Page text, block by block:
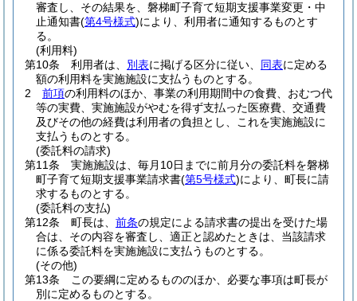
審査し、その結果を、磐梯町子育て短期支援事業変更・中
止通知書(第4号様式)により、利用者に通知するものとす
る。
(利用料)
第10条
利用者は、 別表に掲げる区分に従い、 同表に定める
額の利用料を実施施設に支払うものとする。
2
前項の利用料のほか、事業の利用期間中の食費、おむつ代
等の実費、実施施設がやむを得ず支払った医療費、交通費
及びその他の経費は利用者の負担とし、これを実施施設に
支払うものとする。
(委託料の請求)
第11条
実施施設は、毎月10日までに前月分の委託料を磐梯
町子育て短期支援事業請求書(第5号様式)により、町長に請
求するものとする。
(委託料の支払)
第12条
町長は、 前条の規定による請求書の提出を受けた場
合は、その内容を審査し、適正と認めたときは、当該請求
に係る委託料を実施施設に支払うものとする。
(その他)
第13条
この要綱に定めるもののほか、必要な事項は町長が
別に定めるものとする。